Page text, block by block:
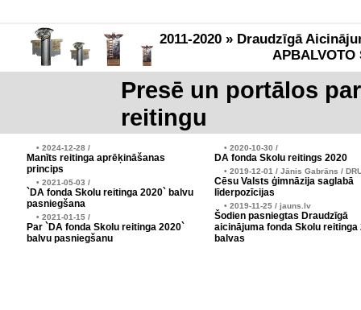
2011-2020 » Draudzīgā
APBALVOTO
Presē un portālos
reitingu
• 2024-12-28 /
Manīts reitinga aprēķināšanas
princips
• 2021-05-03 /
`DA fonda Skolu reitinga 2020` balvu
pasniegšana
• 2021-01-15 /
Par `DA fonda Skolu reitinga 2020`
balvu pasniegšanu
• 2020-10-30 /
DA fonda Skolu reitings 2020
• 2019-12-01 / Jānis Gabrāns /
Cēsu Valsts ģimnāzija saglabā
līderpozīcijas
• 2019-11-25 / jauns.lv
Šodien pasniegtas Draudzīgā
aicinājuma fonda Skolu reitinga
balvas